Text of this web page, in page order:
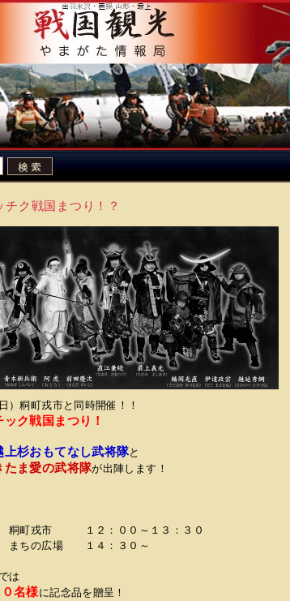
チク戦国まつり！？
）粡町戎市と同時開催！！
ック戦国まつり！
上杉おもてなし武将隊と
たま愛の武将隊が出陣します！
粡町戎市 １２：００～１３：３０
まちの広場 １４：３０～
は
０名様に記念品を贈呈！